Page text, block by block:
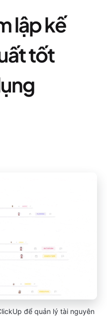
lập kế
tốt
để quản lý tài nguyên